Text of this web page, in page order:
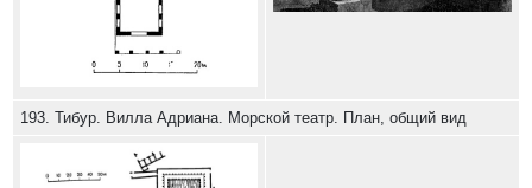
193. Тибур. Вилла Адриана. Морской театр. План, общий вид